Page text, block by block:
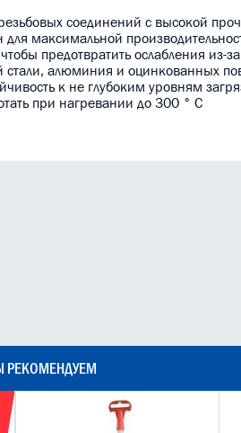
соединений с высокой
для максимальной
предотвратить ослабления
алюминия и оцинкованных
к не глубоким уровням
при нагревании до 300 ° С
РЕКОМЕНДУЕМ